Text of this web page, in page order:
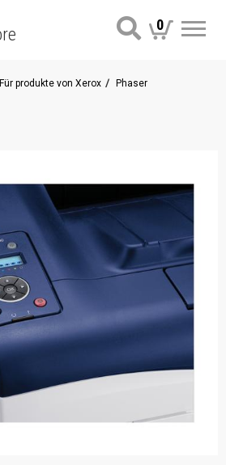
0
Für produkte von Xerox Phaser